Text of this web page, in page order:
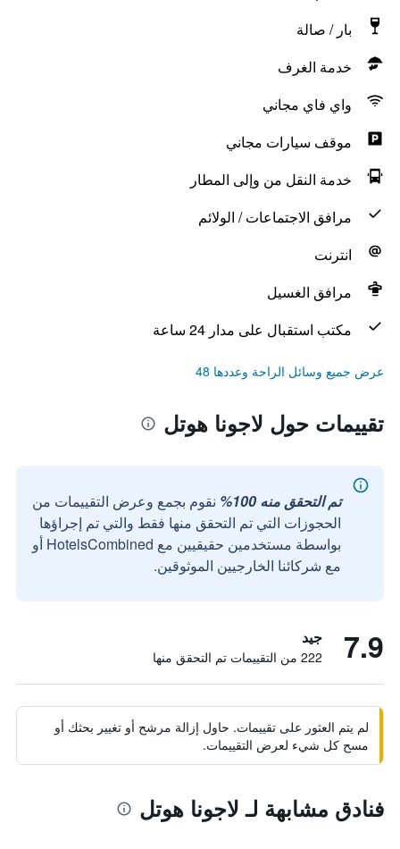
بار / صالة
خدمة الغرف
واي فاي مجاني
موقف سيارات مجاني
خدمة النقل من وإلى المطار
مرافق الاجتماعات / الولائم
انترنت
مرافق الغسيل
مكتب استقبال على مدار 24 ساعة
عرض جميع وسائل الراحة وعددها 48
تقييمات حول لاجونا هوتل
تم التحقق منه 100%
نقوم بجمع وعرض التقييمات من
الحجوزات التي تم التحقق منها فقط والتي تم إجراؤها
بواسطة مستخدمين حقيقيين مع HotelsCombined أو
مع شركائنا الخارجيين الموثوقين.
7.9 جيد
222 من التقييمات تم التحقق منها
لم يتم العثور على تقييمات. حاول إزالة مرشح أو تغيير بحثك أو
مسح كل شيء لعرض التقييمات.
فنادق مشابهة لـ لاجونا هوتل